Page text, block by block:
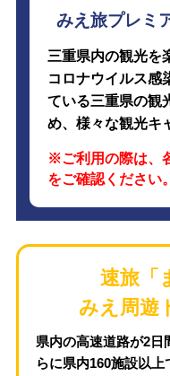
みえ旅プレミ
三重県内の観光を
コロナウイルス感
ている三重県の観
め、様々な観光キ
※ご利用の際は、
をご確認ください。
速旅「
みえ周遊
県内の高速道路が2日
らに県内160施設以